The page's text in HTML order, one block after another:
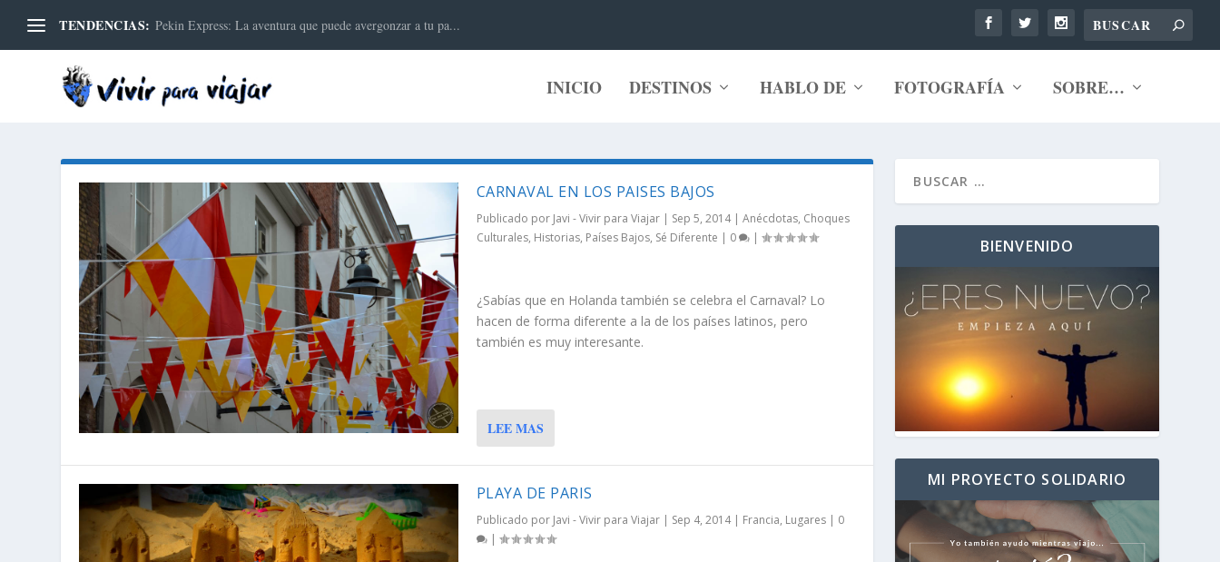
TENDENCIAS: Pekin Express: La aventura que puede avergonzar a tu pa...
INICIO DESTINOS HABLO DE FOTOGRAFÍA SOBRE…
CARNAVAL EN LOS PAISES BAJOS
Publicado por Javi - Vivir para Viajar| Sep 5, 2014| Anécdotas, Choques
Culturales, Historias, Países Bajos, Sé Diferente | 0 |
¿Sabías que en Holanda también se celebra el Carnaval? Lo
hacen de forma diferente a la de los países latinos, pero
también es muy interesante.
LEE MAS
PLAYA DE PARIS
Publicado por Javi - Vivir para Viajar| Sep 4, 2014| Francia, Lugares| 0
|
BIENVENIDO
MI PROYECTO SOLIDARIO